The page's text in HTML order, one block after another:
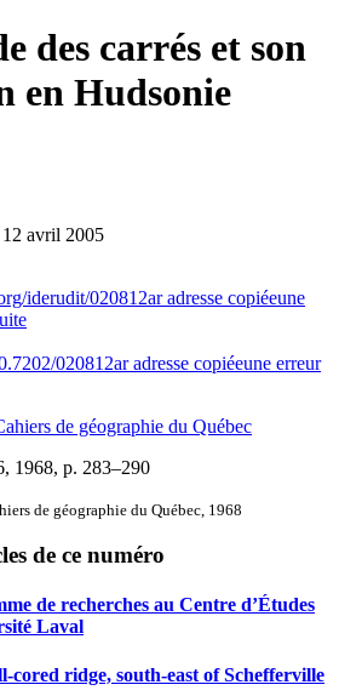
des carrés et son
en Hudsonie
avril 2005
iderudit/020812aradresse copiéeune
020812aradresse copiéeune erreur
de géographie du Québec
1968, p. 283–290
de géographie du Québec, 1968
de ce numéro
de recherches au Centre d’Études
Laval
cored ridge, south-east of Schefferville